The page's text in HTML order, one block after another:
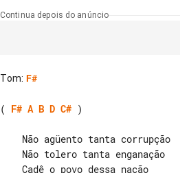
Continua depois do anúncio
Tom: F#
( F# A B D C# )